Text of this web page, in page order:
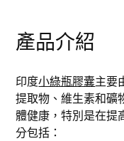
產品介紹
印度小綠瓶膠囊主要
提取物、維生素和礦
體健康，特別是在提
分包括：